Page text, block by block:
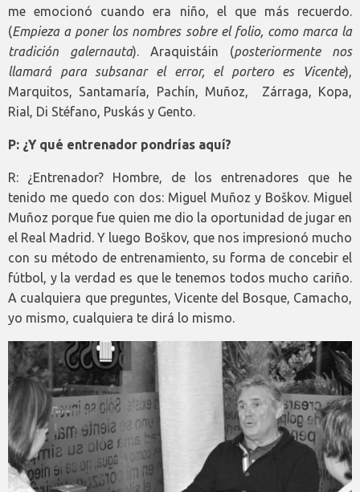
me emocionó cuando era niño, el que más recuerdo.
(Empieza a poner los nombres sobre el folio, como marca la
tradición galernauta). Araquistáin (posteriormente nos
llamará para subsanar el error, el portero es Vicente),
Marquitos, Santamaría, Pachín, Muñoz, Zárraga, Kopa,
Rial, Di Stéfano, Puskás y Gento.
P: ¿Y qué entrenador pondrías aquí?
R: ¿Entrenador? Hombre, de los entrenadores que he
tenido me quedo con dos: Miguel Muñoz y Boškov. Miguel
Muñoz porque fue quien me dio la oportunidad de jugar en
el Real Madrid. Y luego Boškov, que nos impresionó mucho
con su método de entrenamiento, su forma de concebir el
fútbol, y la verdad es que le tenemos todos mucho cariño.
A cualquiera que preguntes, Vicente del Bosque, Camacho,
yo mismo, cualquiera te dirá lo mismo.